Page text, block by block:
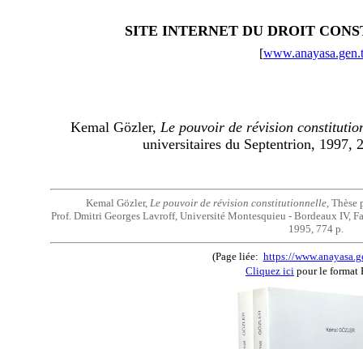
SITE INTERNET DU DROIT
[
Kemal Gözler, Le pouvoir de révision
universitaires du Septentrion, 1997,
Kemal Gözler, Le pouvoir de révision constitutionnelle,Thèse
Prof. Dmitri Georges Lavroff, Université Montesquieu - Bordeaux IV,
1995, 774 p.
(Page liée: https://
Cliquez ici pour le format